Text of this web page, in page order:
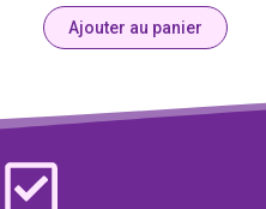
Ajouter au panier